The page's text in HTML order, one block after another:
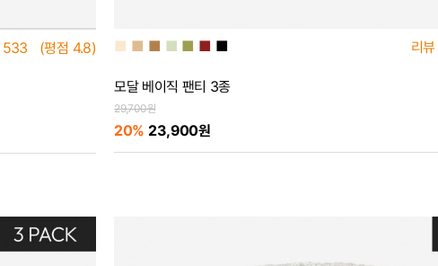
533 (평점 4.8) ■ ■ ■ ■ ■ ■ ■ 리뷰
모달 베이직 팬티 3종
29,700원
20% 23,900원